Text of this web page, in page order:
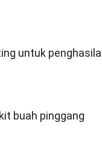
untuk
buah pinggang